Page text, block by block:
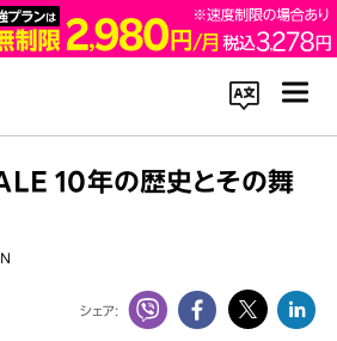
ト内を検索
10年の歴史とその舞
シェア: